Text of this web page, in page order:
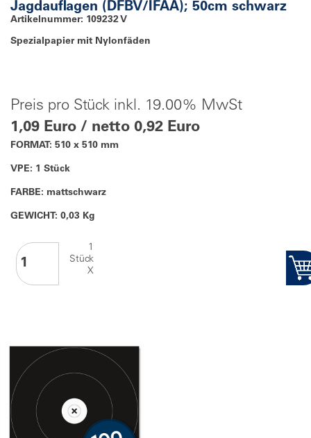
Jagdauflagen (DFBV/IFAA); 50cm schwarz
Artikelnummer: 109232 V
Spezialpapier mit Nylonfäden
Preis pro Stück inkl. 19.00% MwSt
1,09 Euro / netto 0,92 Euro
FORMAT: 510 x 510 mm
VPE: 1 Stück
FARBE: mattschwarz
GEWICHT: 0,03 Kg
1
Stück
X